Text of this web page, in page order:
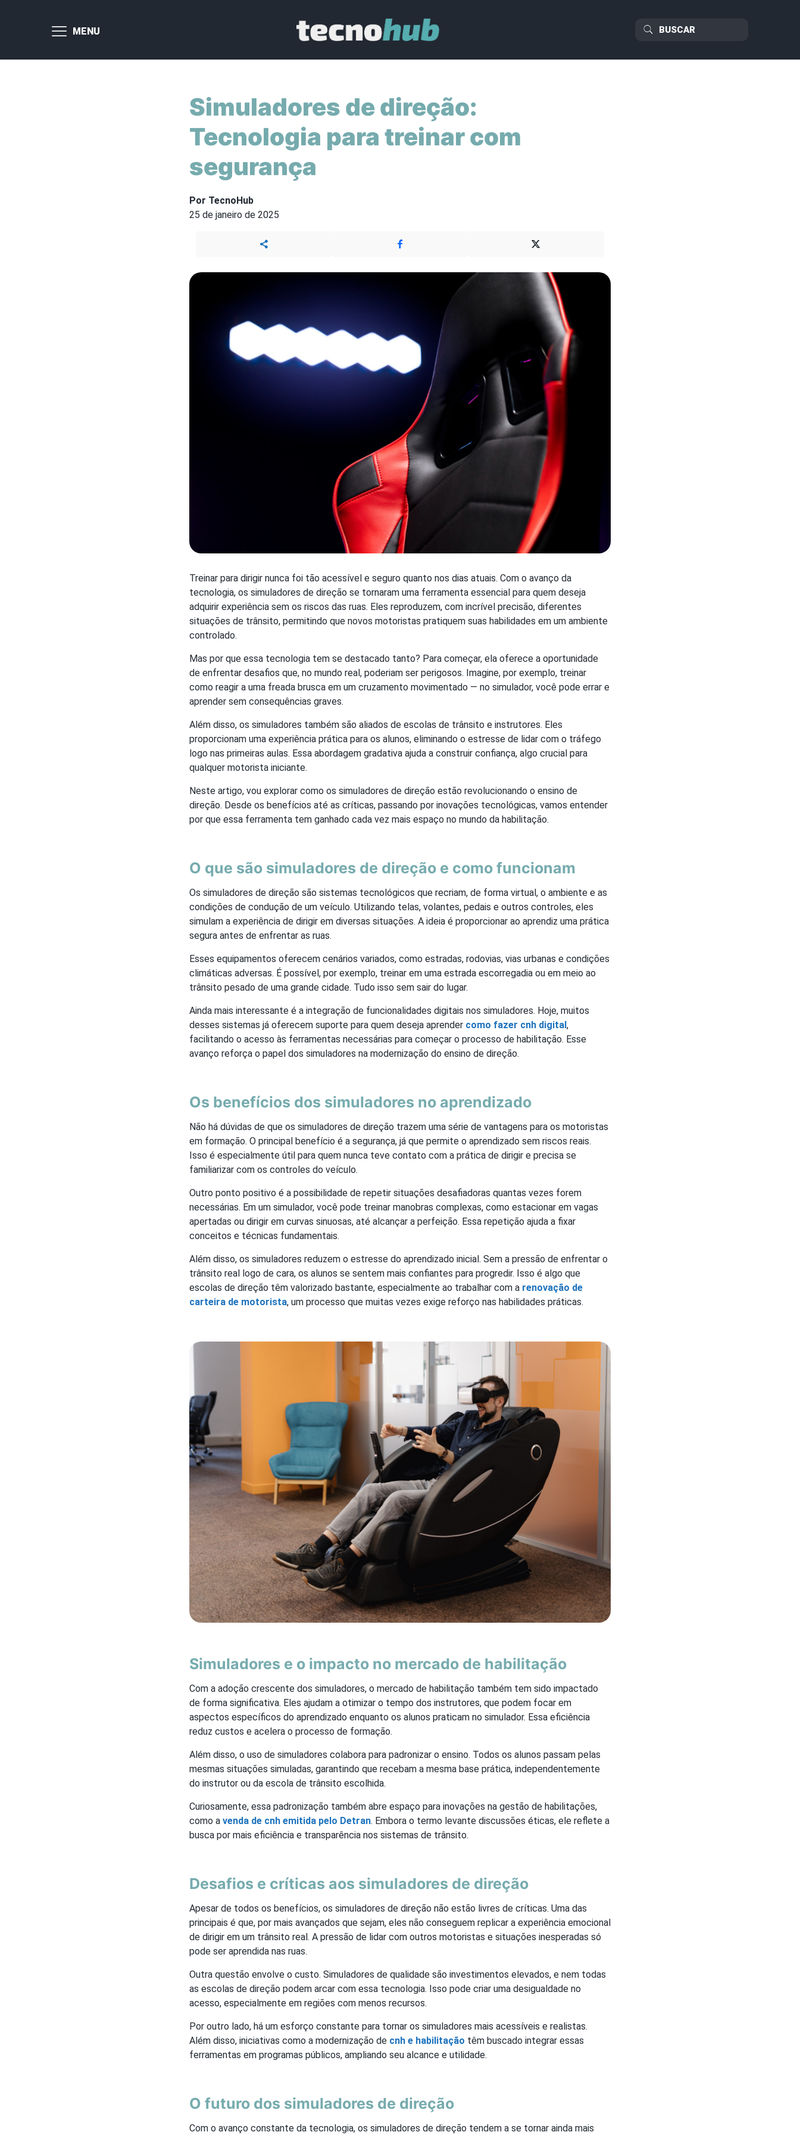
MENU
Simuladores de direção:
Tecnologia para treinar com
segurança
Por TecnoHub
25 de janeiro de 2025
Treinar para dirigir nunca foi tão acessível e seguro quanto nos dias atuais. Com o avanço da
tecnologia, os simuladores de direção se tornaram uma ferramenta essencial para quem deseja
adquirir experiência sem os riscos das ruas. Eles reproduzem, com incrível precisão, diferentes
situações de trânsito, permitindo que novos motoristas pratiquem suas habilidades em um ambiente
controlado.
Mas por que essa tecnologia tem se destacado tanto? Para começar, ela oferece a oportunidade
de enfrentar desafios que, no mundo real, poderiam ser perigosos. Imagine, por exemplo, treinar
como reagir a uma freada brusca em um cruzamento movimentado — no simulador, você pode errar e
aprender sem consequências graves.
Além disso, os simuladores também são aliados de escolas de trânsito e instrutores. Eles
proporcionam uma experiência prática para os alunos, eliminando o estresse de lidar com o tráfego
logo nas primeiras aulas. Essa abordagem gradativa ajuda a construir confiança, algo crucial para
qualquer motorista iniciante.
Neste artigo, vou explorar como os simuladores de direção estão revolucionando o ensino de
direção. Desde os benefícios até as críticas, passando por inovações tecnológicas, vamos entender
por que essa ferramenta tem ganhado cada vez mais espaço no mundo da habilitação.
O que são simuladores de direção e como funcionam
Os simuladores de direção são sistemas tecnológicos que recriam, de forma virtual, o ambiente e as
condições de condução de um veículo. Utilizando telas, volantes, pedais e outros controles, eles
simulam a experiência de dirigir em diversas situações. A ideia é proporcionar ao aprendiz uma prática
segura antes de enfrentar as ruas.
Esses equipamentos oferecem cenários variados, como estradas, rodovias, vias urbanas e condições
climáticas adversas. É possível, por exemplo, treinar em uma estrada escorregadia ou em meio ao
trânsito pesado de uma grande cidade. Tudo isso sem sair do lugar.
Ainda mais interessante é a integração de funcionalidades digitais nos simuladores. Hoje, muitos
desses sistemas já oferecem suporte para quem deseja aprender como fazer cnh digital,
facilitando o acesso às ferramentas necessárias para começar o processo de habilitação. Esse
avanço reforça o papel dos simuladores na modernização do ensino de direção.
Os benefícios dos simuladores no aprendizado
Não há dúvidas de que os simuladores de direção trazem uma série de vantagens para os motoristas
em formação. O principal benefício é a segurança, já que permite o aprendizado sem riscos reais.
Isso é especialmente útil para quem nunca teve contato com a prática de dirigir e precisa se
familiarizar com os controles do veículo.
Outro ponto positivo é a possibilidade de repetir situações desafiadoras quantas vezes forem
necessárias. Em um simulador, você pode treinar manobras complexas, como estacionar em vagas
apertadas ou dirigir em curvas sinuosas, até alcançar a perfeição. Essa repetição ajuda a fixar
conceitos e técnicas fundamentais.
Além disso, os simuladores reduzem o estresse do aprendizado inicial. Sem a pressão de enfrentar o
trânsito real logo de cara, os alunos se sentem mais confiantes para progredir. Isso é algo que
escolas de direção têm valorizado bastante, especialmente ao trabalhar com a renovação de
carteira de motorista, um processo que muitas vezes exige reforço nas habilidades práticas.
Simuladores e o impacto no mercado de habilitação
Com a adoção crescente dos simuladores, o mercado de habilitação também tem sido impactado
de forma significativa. Eles ajudam a otimizar o tempo dos instrutores, que podem focar em
aspectos específicos do aprendizado enquanto os alunos praticam no simulador. Essa eficiência
reduz custos e acelera o processo de formação.
Além disso, o uso de simuladores colabora para padronizar o ensino. Todos os alunos passam pelas
mesmas situações simuladas, garantindo que recebam a mesma base prática, independentemente
do instrutor ou da escola de trânsito escolhida.
Curiosamente, essa padronização também abre espaço para inovações na gestão de habilitações,
como a venda de cnh emitida pelo Detran. Embora o termo levante discussões éticas, ele reflete a
busca por mais eficiência e transparência nos sistemas de trânsito.
Desafios e críticas aos simuladores de direção
Apesar de todos os benefícios, os simuladores de direção não estão livres de críticas. Uma das
principais é que, por mais avançados que sejam, eles não conseguem replicar a experiência emocional
de dirigir em um trânsito real. A pressão de lidar com outros motoristas e situações inesperadas só
pode ser aprendida nas ruas.
Outra questão envolve o custo. Simuladores de qualidade são investimentos elevados, e nem todas
as escolas de direção podem arcar com essa tecnologia. Isso pode criar uma desigualdade no
acesso, especialmente em regiões com menos recursos.
Por outro lado, há um esforço constante para tornar os simuladores mais acessíveis e realistas.
Além disso, iniciativas como a modernização de cnh e habilitação têm buscado integrar essas
ferramentas em programas públicos, ampliando seu alcance e utilidade.
O futuro dos simuladores de direção
Com o avanço constante da tecnologia, os simuladores de direção tendem a se tornar ainda mais